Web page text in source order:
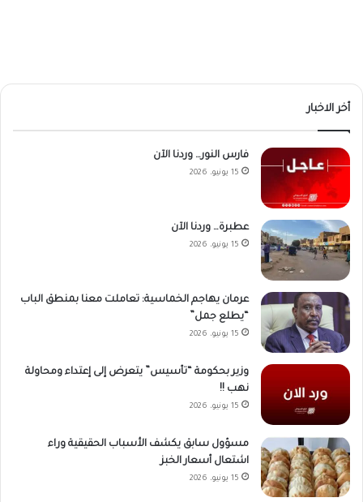
أخر الاخبار
فارس النور… وردنا الآن
15 يونيو، 2026
عطبرة… وردنا الآن
15 يونيو، 2026
عرمان يهاجم الخماسية: تعاملت معنا بمنطق الباب
“يطلع جمل”
15 يونيو، 2026
وزير بحكومة “تأسيس” يتعرض إلى إعتداء ومحاولة
نهب !!
15 يونيو، 2026
مسؤول سابق يكشف الأسباب الحقيقية وراء
اشتعال أسعار الخبز
15 يونيو، 2026